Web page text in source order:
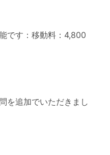
です：移動料：4,800
を追加でいただきまし